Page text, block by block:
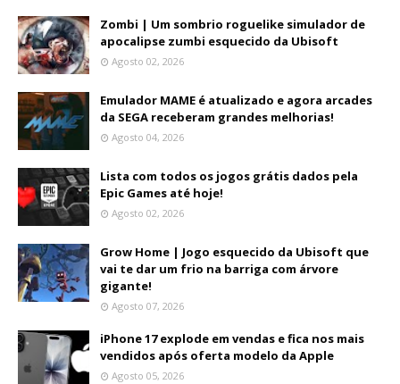
Zombi | Um sombrio roguelike simulador de
apocalipse zumbi esquecido da Ubisoft
Agosto 02, 2026
Emulador MAME é atualizado e agora arcades
da SEGA receberam grandes melhorias!
Agosto 04, 2026
Lista com todos os jogos grátis dados pela
Epic Games até hoje!
Agosto 02, 2026
Grow Home | Jogo esquecido da Ubisoft que
vai te dar um frio na barriga com árvore
gigante!
Agosto 07, 2026
iPhone 17 explode em vendas e fica nos mais
vendidos após oferta modelo da Apple
Agosto 05, 2026